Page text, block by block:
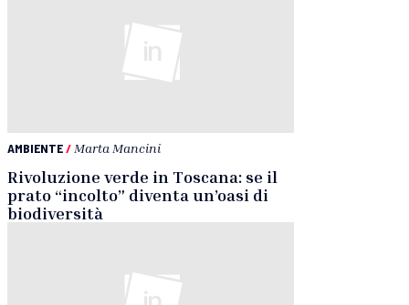
AMBIENTE/ Marta Mancini
Rivoluzione verde in Toscana: se il
prato “incolto” diventa un’oasi di
biodiversità